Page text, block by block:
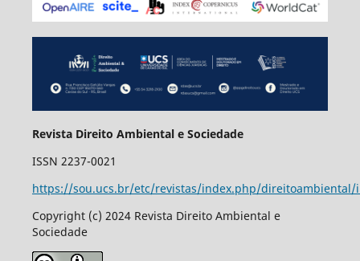
Revista Direito Ambiental e Sociedade
ISSN 2237-0021
https://sou.ucs.br/etc/revistas/index.php/direitoambiental/
Copyright (c) 2024 Revista Direito Ambiental e
Sociedade